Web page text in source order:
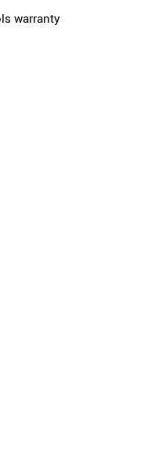
warranty